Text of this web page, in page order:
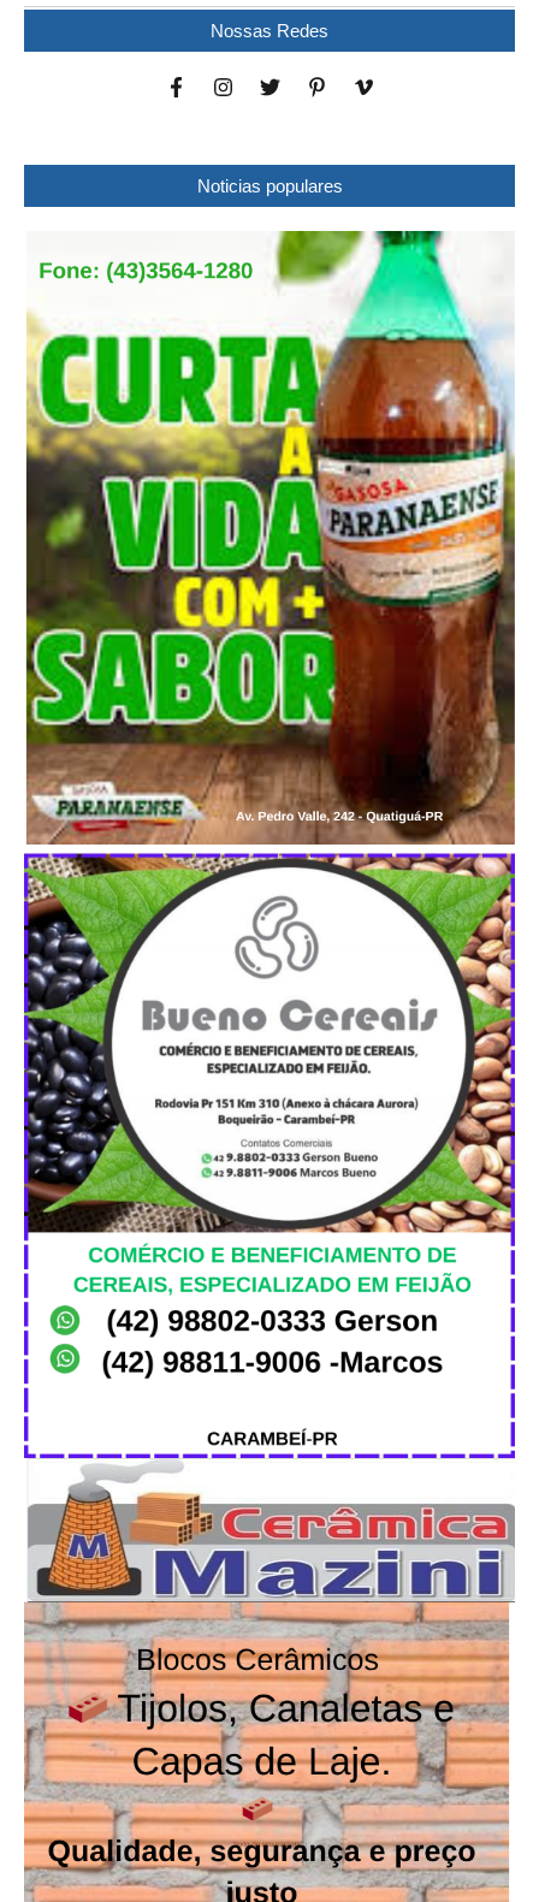
Nossas Redes
Noticias populares